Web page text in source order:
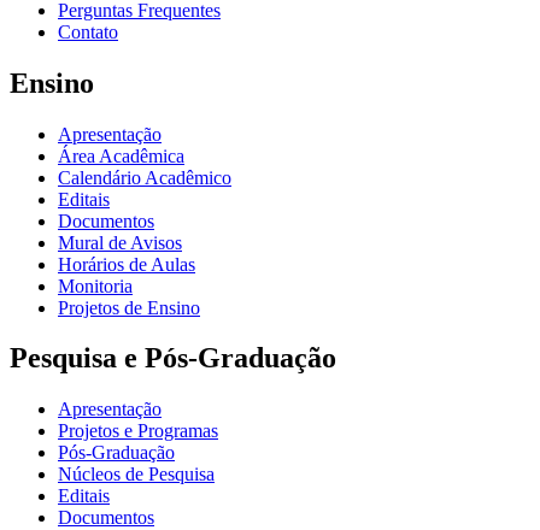
Perguntas Frequentes
Contato
Ensino
Apresentação
Área Acadêmica
Calendário Acadêmico
Editais
Documentos
Mural de Avisos
Horários de Aulas
Monitoria
Projetos de Ensino
Pesquisa e Pós-Graduação
Apresentação
Projetos e Programas
Pós-Graduação
Núcleos de Pesquisa
Editais
Documentos